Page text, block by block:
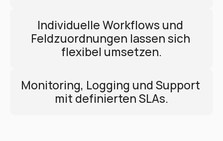
Individuelle Workflows und
Feldzuordnungen lassen sich
flexibel umsetzen.
Monitoring, Logging und Support
mit definierten SLAs.